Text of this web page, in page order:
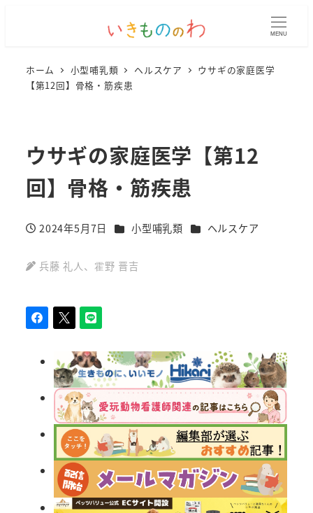
MENU
ホーム 小型哺乳類 ヘルスケア
ウサギの家庭医学
【第12回】骨格・筋疾患
ウサギの家庭医学【第12
回】骨格・筋疾患
投稿日
2024年5月7日 カテゴリー
小型哺乳類 カテゴリー
ヘルスケア
兵藤 礼人、 霍野 晋吉